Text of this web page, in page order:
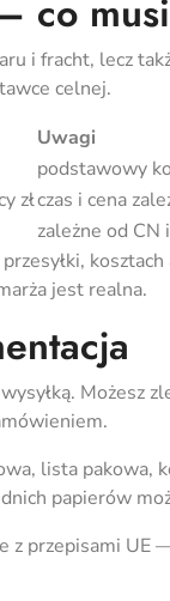
co
i fracht, lecz
celnej.
Uwagi
podstawowy
złczas i cena
zależne od
jest realna.
Możesz
lista pakowa,
papierów
przepisami UE